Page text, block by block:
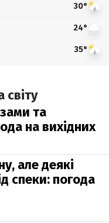
30°
24°
35°
світу
та
на вихідних
але деякі
спеки: погода